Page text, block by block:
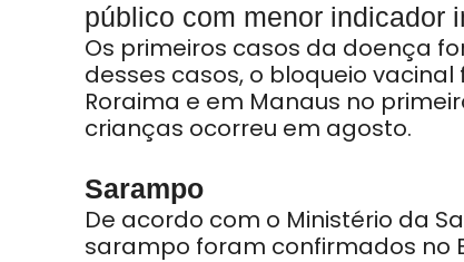
público com menor indicador
Os primeiros casos da doença
desses casos, o bloqueio
Roraima e em Manaus no
crianças ocorreu em agosto.
Sarampo
De acordo com o Ministério da
sarampo foram confirmados no